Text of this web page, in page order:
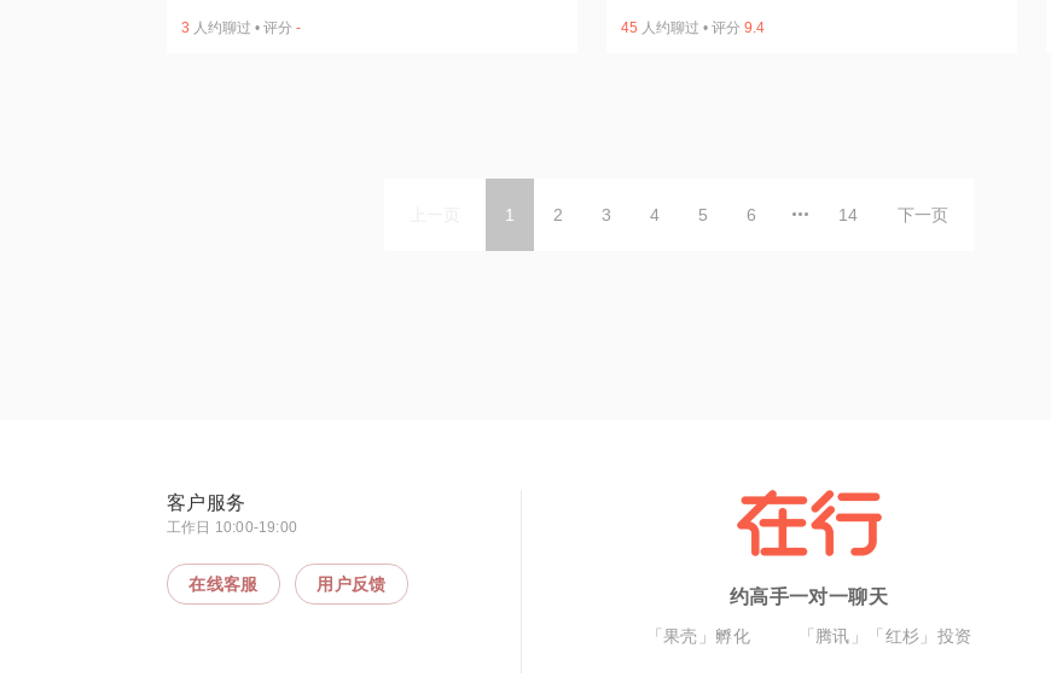
3 人约聊过 • 评分 - 45 人约聊过 • 评分 9.4
1 2 3 4 5 6 14 下一页
客户服务
工作日 10:00-19:00
在线客服 用户反馈
约高手一对一聊天
「果壳」孵化 「腾讯」「红杉」投资